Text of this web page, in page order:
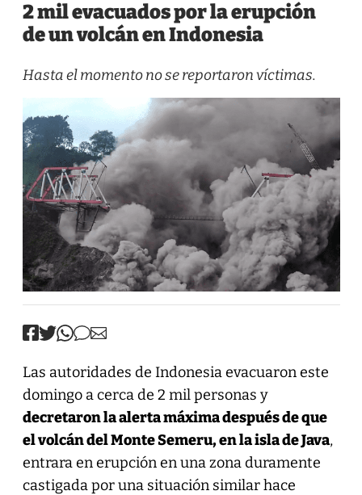
2 mil evacuados por la erupción
de un volcán en Indonesia
Hasta el momento no se reportaron víctimas.
Las autoridades de Indonesia evacuaron este
domingo a cerca de 2 mil personas y
decretaron la alerta máxima después de que
el volcán del Monte Semeru, en la isla de Java,
entrara en erupción en una zona duramente
castigada por una situación similar hace